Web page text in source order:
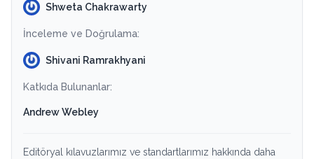
Shweta Chakrawarty
İnceleme ve Doğrulama:
Shivani Ramrakhyani
Katkıda Bulunanlar:
Andrew Webley
Editöryal kılavuzlarımız ve standartlarımız hakkında daha